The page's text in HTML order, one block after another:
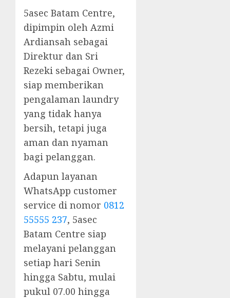
5asec Batam Centre,
dipimpin oleh Azmi
Ardiansah sebagai
Direktur dan Sri
Rezeki sebagai Owner,
siap memberikan
pengalaman laundry
yang tidak hanya
bersih, tetapi juga
aman dan nyaman
bagi pelanggan.
Adapun layanan
WhatsApp customer
service di nomor 0812
55555 237, 5asec
Batam Centre siap
melayani pelanggan
setiap hari Senin
hingga Sabtu, mulai
pukul 07.00 hingga